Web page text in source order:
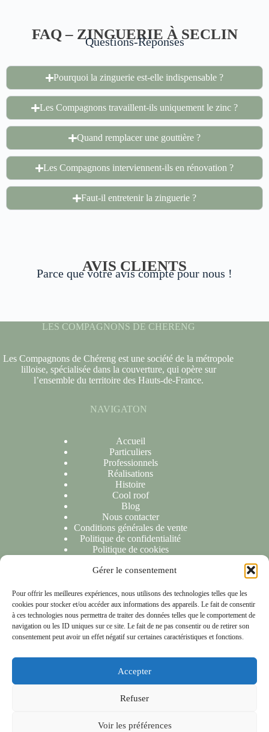
Gérer le consentement
Pour offrir les meilleures expériences, nous utilisons des technologies telles que les
cookies pour stocker et/ou accéder aux informations des appareils. Le fait de consentir
à ces technologies nous permettra de traiter des données telles que le comportement de
navigation ou les ID uniques sur ce site. Le fait de ne pas consentir ou de retirer son
consentement peut avoir un effet négatif sur certaines caractéristiques et fonctions.
Accepter
Refuser
Voir les préférences
FAQ – ZINGUERIE À SECLIN
Questions-Réponses
Pourquoi la zinguerie est-elle indispensable ?
Les Compagnons travaillent-ils uniquement le zinc ?
Quand remplacer une gouttière ?
Les Compagnons interviennent-ils en rénovation ?
Faut-il entretenir la zinguerie ?
AVIS CLIENTS
Parce que votre avis compte pour nous !
LES COMPAGNONS DE CHERENG
Les Compagnons de Chéreng est une société de la métropole
lilloise, spécialisée dans la couverture, qui opère sur
l’ensemble du territoire des Hauts-de-France.
NAVIGATON
Accueil
Particuliers
Professionnels
Réalisations
Histoire
Cool roof
Blog
Nous contacter
Conditions générales de vente
Politique de confidentialité
Politique de cookies
Nous sommes ravis de répondre à toutes vos demandes ou
questions. N'hésitez pas à nous contacter et nous vous
répondrons dans les 24 heures suivant la réception de votre
message.
NOTRE LOCALISATION
Copyright © 2026 - Les compagnons de chéreng